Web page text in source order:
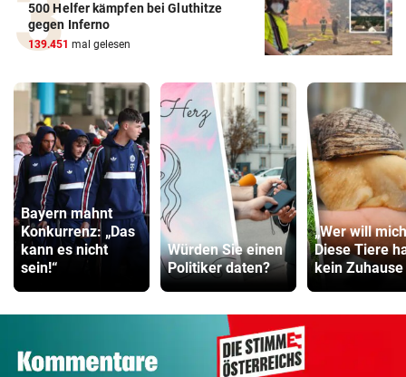
500 Helfer kämpfen bei Gluthitze
gegen Inferno
139.451 mal gelesen
Bayern mahnt
Konkurrenz: „Das
kann es nicht
sein!“
Würden Sie einen
Politiker daten?
„Wer will
Diese Tiere
kein Zuhause